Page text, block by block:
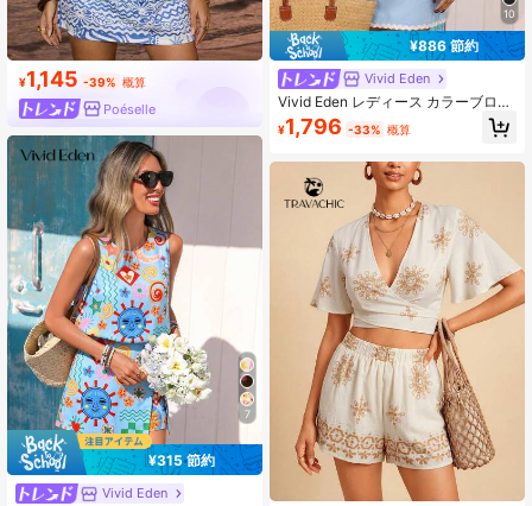
¥1,145 -39% 概算
Poéselle
7
¥315 節約
Vivid Eden
10
¥886 節約
Vivid Eden
Vivid Eden レディース カラーブロッ
ク タイフロント トップス ミニスカ
ート カジュアル 2点セット
¥1,796 -33% 概算